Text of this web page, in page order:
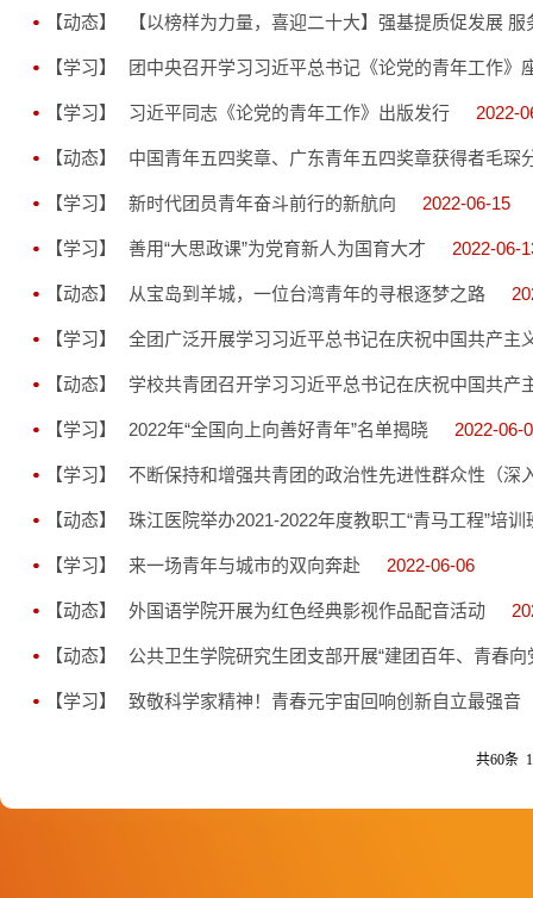
【动态】 【以榜样为力量，喜迎二十大】强基提质促发展
【学习】 团中央召开学习习近平总书记《论党的青年工作》
【学习】 习近平同志《论党的青年工作》出版发行 2022-
【动态】 中国青年五四奖章、广东青年五四奖章获得者毛琛
【学习】 新时代团员青年奋斗前行的新航向 2022-06-15
【学习】 善用“大思政课”为党育新人为国育大才 2022-06-
【动态】 从宝岛到羊城，一位台湾青年的寻根逐梦之路
【学习】 全团广泛开展学习习近平总书记在庆祝中国共产主
【动态】 学校共青团召开学习习近平总书记在庆祝中国共
【学习】 2022年“全国向上向善好青年”名单揭晓 2022-06-
【学习】 不断保持和增强共青团的政治性先进性群众性（
【动态】 珠江医院举办2021-2022年度教职工“青马工程”培
【学习】 来一场青年与城市的双向奔赴 2022-06-06
【动态】 外国语学院开展为红色经典影视作品配音活动
【动态】 公共卫生学院研究生团支部开展“建团百年、青春向
【学习】 致敬科学家精神！青春元宇宙回响创新自立最强音
共60条